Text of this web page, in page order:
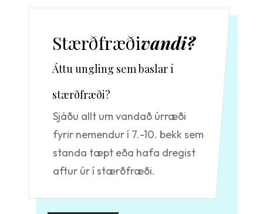
Stærðfræðivandi?
Áttu ungling sem baslar í
stærðfræði?
Sjáðu allt um vandað úrræði
fyrir nemendur í 7.-10. bekk sem
standa tæpt eða hafa dregist
aftur úr í stærðfræði.